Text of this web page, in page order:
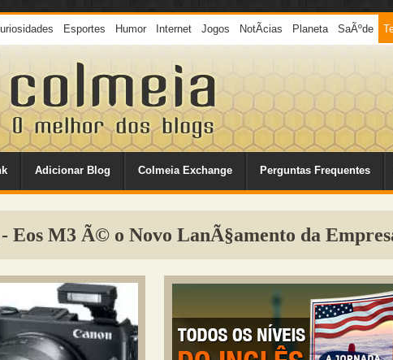
Esportes Humor Internet Jogos NotÃ­cias Planeta SaÃºde
Adicionar Blog Colmeia Exchange Perguntas Frequentes
Eos M3 Ã© o Novo LanÃ§amento da